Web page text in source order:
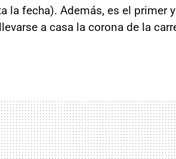
la fecha). Además, es el primer
a casa la corona de la